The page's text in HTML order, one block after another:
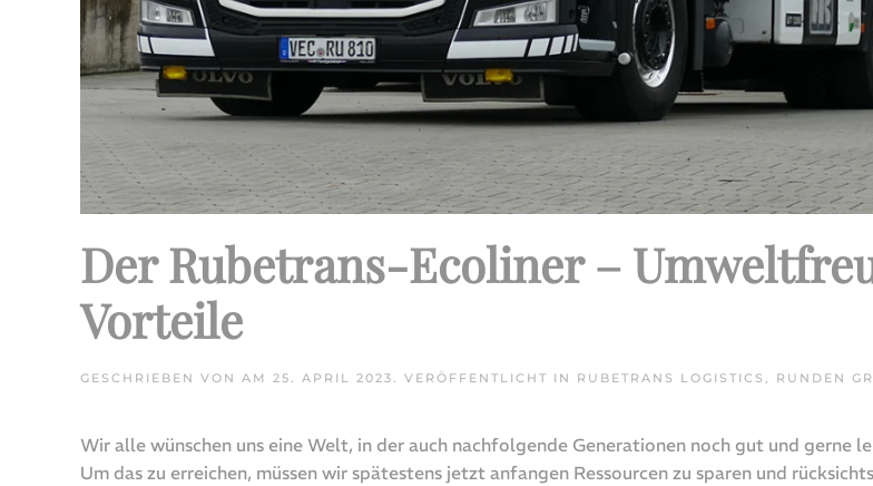
Der Rubetrans-Ecoliner –
Vorteile
GESCHRIEBEN VON AM 25. APRIL 2023. VERÖFFENTLICHT IN RUBETRANS LOGISTICS , RUNDEN
Wir alle wünschen uns eine Welt, in der auch nachfolgende Generationen noch gut und gerne
Um das zu erreichen, müssen wir spätestens jetzt anfangen Ressourcen zu sparen und